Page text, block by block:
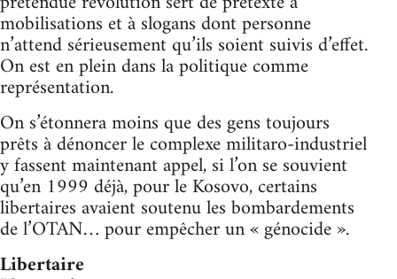
mobilisations et à slogans dont personne
n’attend sérieusement qu’ils soient suivis d’effet.
On est en plein dans la politique comme
représentation.
On s’étonnera moins que des gens toujours
prêts à dénoncer le complexe militaro-industriel
y fassent maintenant appel, si l’on se souvient
qu’en 1999 déjà, pour le Kosovo, certains
libertaires avaient soutenu les bombardements
de l’OTAN… pour empêcher un « génocide ».
Libertaire